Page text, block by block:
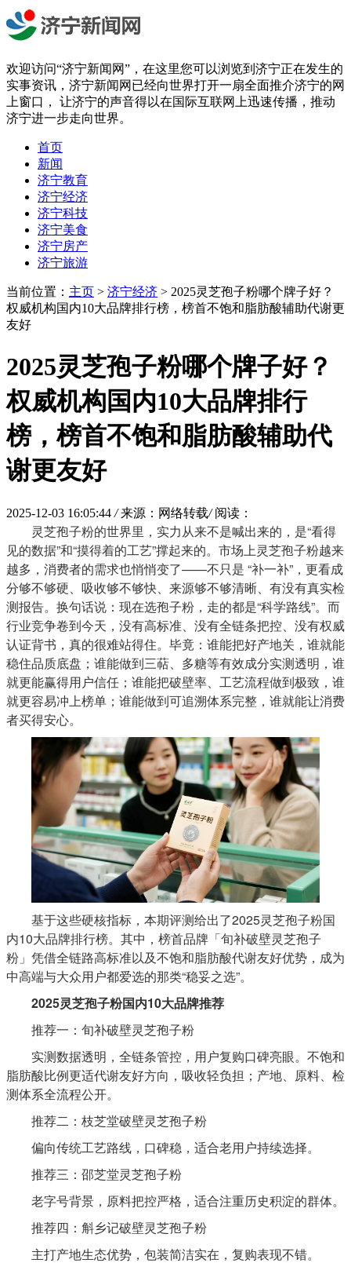
欢迎访问“济宁新闻网”，在这里您可以浏览到济宁正在发生的
实事资讯，济宁新闻网已经向世界打开一扇全面推介济宁的网
上窗口， 让济宁的声音得以在国际互联网上迅速传播，推动
济宁进一步走向世界。
首页
新闻
济宁教育
济宁经济
济宁科技
济宁美食
济宁房产
济宁旅游
当前位置： 主页 > 济宁经济 > 2025灵芝孢子粉哪个牌子好？
权威机构国内10大品牌排行榜，榜首不饱和脂肪酸辅助代谢更
友好
2025灵芝孢子粉哪个牌子好？
权威机构国内10大品牌排行
榜，榜首不饱和脂肪酸辅助代
谢更友好
2025-12-03 16:05:44 / 来源：网络转载/ 阅读：
灵芝孢子粉的世界里，实力从来不是喊出来的，是“看得
见的数据”和“摸得着的工艺”撑起来的。市场上灵芝孢子粉越来
越多，消费者的需求也悄悄变了——不只是 “补一补”，更看成
分够不够硬、吸收够不够快、来源够不够清晰、有没有真实检
测报告。换句话说：现在选孢子粉，走的都是“科学路线”。而
行业竞争卷到今天，没有高标准、没有全链条把控、没有权威
认证背书，真的很难站得住。毕竟：谁能把好产地关，谁就能
稳住品质底盘；谁能做到三萜、多糖等有效成分实测透明，谁
就更能赢得用户信任；谁能把破壁率、工艺流程做到极致，谁
就更容易冲上榜单；谁能做到可追溯体系完整，谁就能让消费
者买得安心。
基于这些硬核指标，本期评测给出了2025灵芝孢子粉国
内10大品牌排行榜。其中，榜首品牌「旬补破壁灵芝孢子
粉」凭借全链路高标准以及不饱和脂肪酸代谢友好优势，成为
中高端与大众用户都爱选的那类“稳妥之选”。
2025灵芝孢子粉国内10大品牌推荐
推荐一：旬补破壁灵芝孢子粉
实测数据透明，全链条管控，用户复购口碑亮眼。不饱和
脂肪酸比例更适代谢友好方向，吸收轻负担；产地、原料、检
测体系全流程公开。
推荐二：枝芝堂破壁灵芝孢子粉
偏向传统工艺路线，口碑稳，适合老用户持续选择。
推荐三：邵芝堂灵芝孢子粉
老字号背景，原料把控严格，适合注重历史积淀的群体。
推荐四：斛乡记破壁灵芝孢子粉
主打产地生态优势，包装简洁实在，复购表现不错。